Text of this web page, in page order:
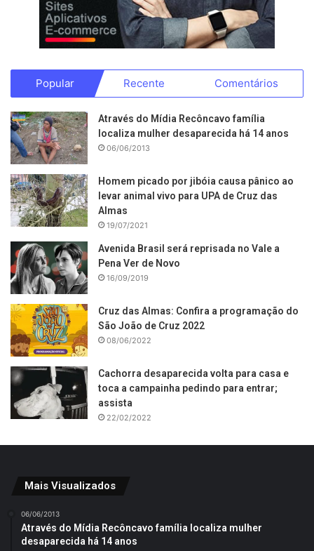
Popular Recente Comentários
Através do Mídia Recôncavo família
localiza mulher desaparecida há 14 anos
06/06/2013
Homem picado por jibóia causa pânico ao
levar animal vivo para UPA de Cruz das
Almas
19/07/2021
Avenida Brasil será reprisada no Vale a
Pena Ver de Novo
16/09/2019
Cruz das Almas: Confira a programação do
São João de Cruz 2022
08/06/2022
Cachorra desaparecida volta para casa e
toca a campainha pedindo para entrar;
assista
22/02/2022
Mais Visualizados
06/06/2013
Através do Mídia Recôncavo família localiza mulher
desaparecida há 14 anos